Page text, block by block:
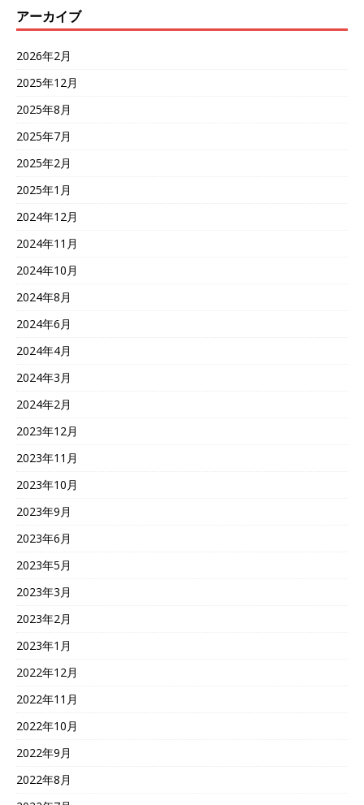
アーカイブ
2026年2月
2025年12月
2025年8月
2025年7月
2025年2月
2025年1月
2024年12月
2024年11月
2024年10月
2024年8月
2024年6月
2024年4月
2024年3月
2024年2月
2023年12月
2023年11月
2023年10月
2023年9月
2023年6月
2023年5月
2023年3月
2023年2月
2023年1月
2022年12月
2022年11月
2022年10月
2022年9月
2022年8月